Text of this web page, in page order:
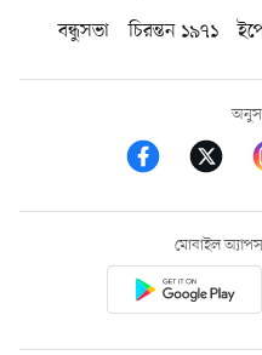
বন্ধুসভা
চিরন্তন ১৯৭১
মোবাইল